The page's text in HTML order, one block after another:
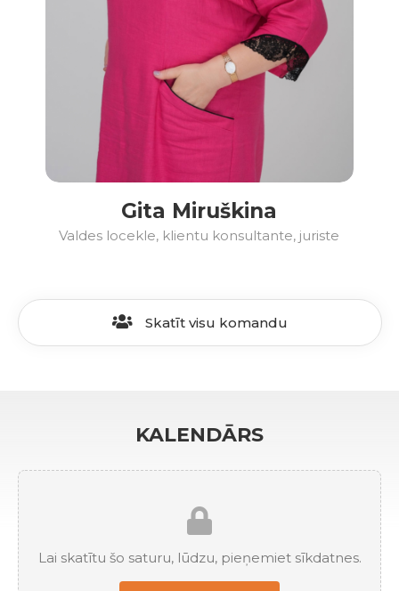
Gita Miruškina
Valdes locekle, klientu konsultante, juriste
Skatīt visu komandu
KALENDĀRS
Lai skatītu šo saturu, lūdzu, pieņemiet sīkdatnes.